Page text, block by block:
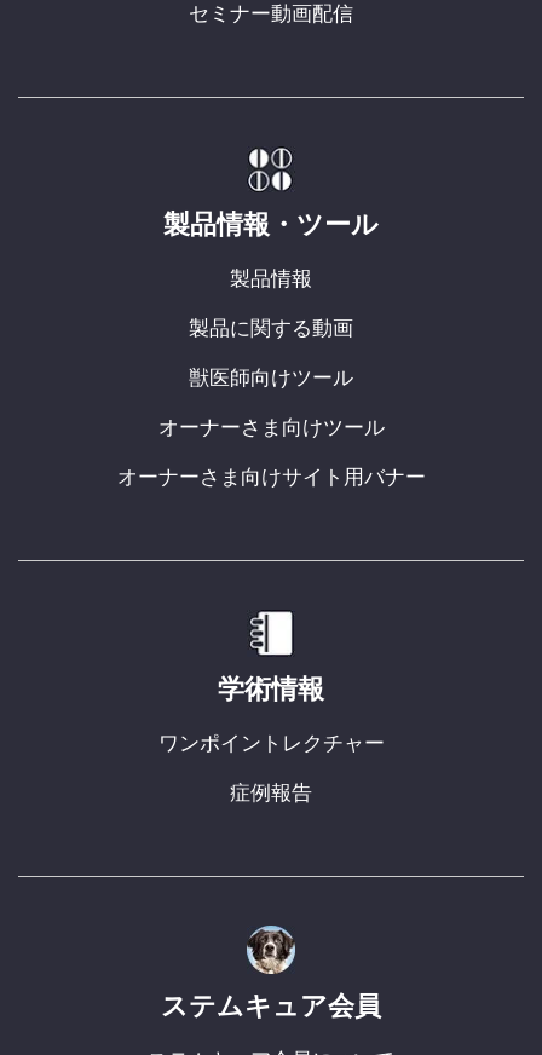
セミナー動画配信
製品情報・ツール
製品情報
製品に関する動画
獣医師向けツール
オーナーさま向けツール
オーナーさま向けサイト用バナー
学術情報
ワンポイントレクチャー
症例報告
ステムキュア会員